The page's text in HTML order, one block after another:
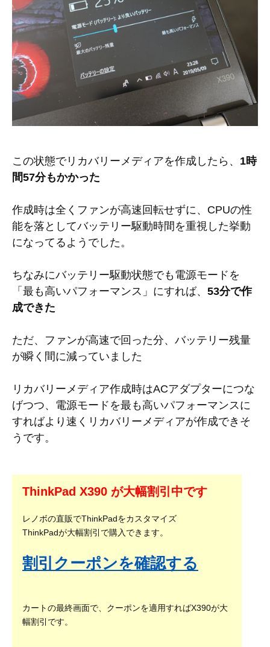
この状態でリカバリーメディアを作成したら、 1時
間57分もかかった
作成時は全くファンが高速回転せずに、CPUの性
能を落としてバッテリー駆動時間を重視した挙動
になってるようでした。
ちなみにバッテリー駆動状態でも電源モードを
「最も高いパフォーマンス」にすれば、 53分で作
成できた
ただ、ファンが高速で回った分、バッテリー残量
が瞬く間に減っていました
リカバリーメディア作成時はACアダプターにつな
げつつ、電源モードを最も高いパフォーマンスに
すればより速くリカバリーメディアが作成できそ
うです。
ThinkPad X390 が大幅割引中です
レノボの直販でThinkPadをカスタマイズ
ThinkPadが大幅割引で購入できます。
割引クーポンを確認する
カートの最終画面で、クーポンを適用すればX390が大
幅割引です。